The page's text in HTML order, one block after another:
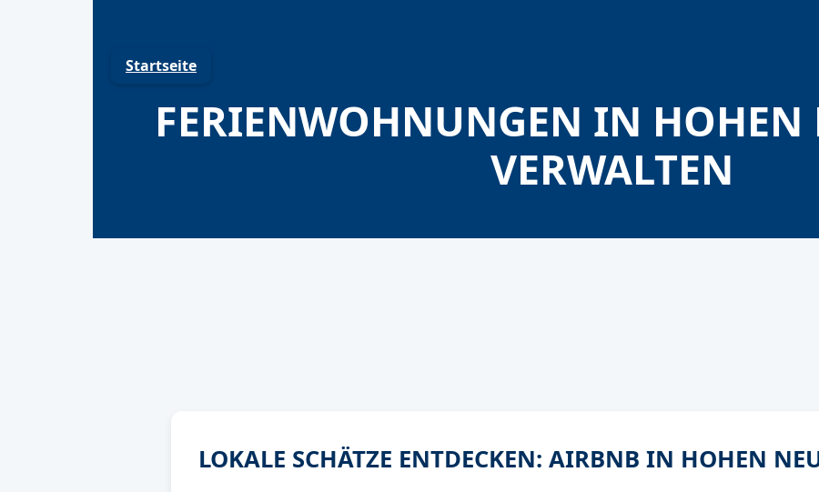
Startseite
FERIENWOHNUNGEN IN HOHEN
VERWALTEN
LOKALE SCHÄTZE ENTDECKEN: AIRBNB IN HOHEN